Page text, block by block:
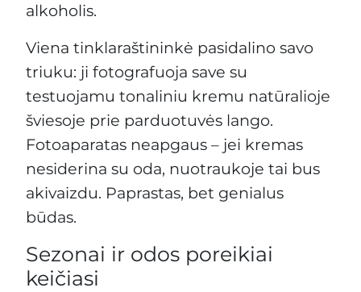
alkoholis.
Viena tinklaraštininkė pasidalino savo
triuku: ji fotografuoja save su
testuojamu tonaliniu kremu natūralioje
šviesoje prie parduotuvės lango.
Fotoaparatas neapgaus – jei kremas
nesiderina su oda, nuotraukoje tai bus
akivaizdu. Paprastas, bet genialus
būdas.
Sezonai ir odos poreikiai
keičiasi